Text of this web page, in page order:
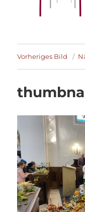
Vorheriges Bild